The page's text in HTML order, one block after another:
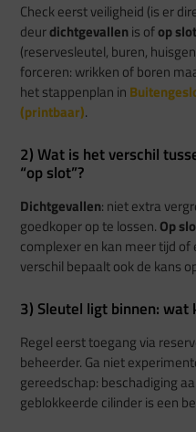
Check eerst veiligheid (is er
deurdichtgevallenis ofop slot
(reservesleutel, buren,
forceren: wrikken of boren
het stappenplan in
(printbaar).
2) Wat is het verschil
“op slot”?
Dichtgevallen: niet extra
goedkoper op te lossen. Op
complexer en kan meer tijd
verschil bepaalt ook de kans
3) Sleutel ligt binnen: wat
Regel eerst toegang via
beheerder. Ga niet
gereedschap: beschadiging
geblokkeerde cilinder is een